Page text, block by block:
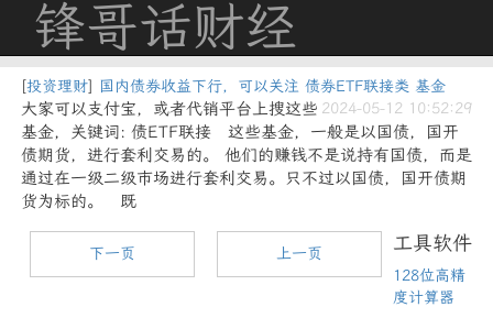
锋哥话财经
[投资理财] 国内债券收益下行，可以关注 债券ETF联接类 基金
2024-05-12 10:52:29
大家可以支付宝，或者代销平台上搜这些
基金，关键词: 债ETF联接 这些基金，一般是以国债，国开
债期货，进行套利交易的。 他们的赚钱不是说持有国债，而是
通过在一级二级市场进行套利交易。只不过以国债，国开债期
货为标的。 既
下一页 上一页 工具软件
128位高精
度计算器